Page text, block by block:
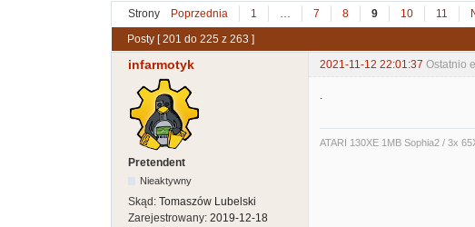
Strony Poprzednia 1 … 7 8 9 10 11
Posty [ 201 do 225 z 263 ]
infarmotyk 2021-11-12 22:01:37 Ostatnio
Pretendent
Nieaktywny
Skąd: Tomaszów Lubelski
Zarejestrowany: 2019-12-18
.
ATARI 130XE 1MB Sophia2 / 3x